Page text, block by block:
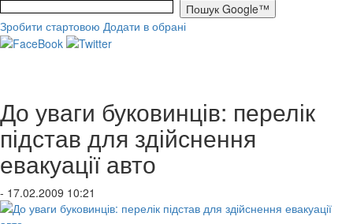
Зробити стартовою Додати в обрані
До уваги буковинців: перелік
підстав для здійснення
евакуації авто
- 17.02.2009 10:21